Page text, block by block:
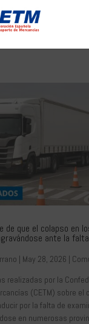
de que el colapso en
ante la
| May 28, 2026 |
realizadas por la
(CETM) sobre el
por la falta de
en numerosas